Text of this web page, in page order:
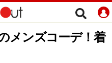
メンズコーデ！着